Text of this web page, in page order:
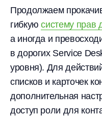
Продолжаем
гибкуюсистему прав
а иногда и
в дорогих Service
уровня). Для
списков и карточек
дополнительная
доступ роли для